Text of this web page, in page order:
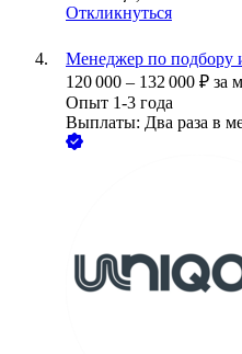
Откликнуться
Менеджер по подбору
120 000 – 132 000 ₽ за
Опыт 1-3 года
Выплаты: Два раза в